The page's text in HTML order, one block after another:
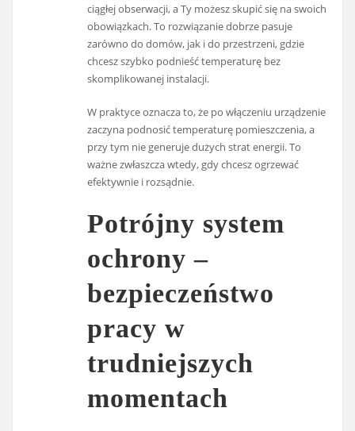
ciągłej obserwacji, a Ty możesz skupić się na swoich
obowiązkach. To rozwiązanie dobrze pasuje
zarówno do domów, jak i do przestrzeni, gdzie
chcesz szybko podnieść temperaturę bez
skomplikowanej instalacji.
W praktyce oznacza to, że po włączeniu urządzenie
zaczyna podnosić temperaturę pomieszczenia, a
przy tym nie generuje dużych strat energii. To
ważne zwłaszcza wtedy, gdy chcesz ogrzewać
efektywnie i rozsądnie.
Potrójny system
ochrony –
bezpieczeństwo
pracy w
trudniejszych
momentach